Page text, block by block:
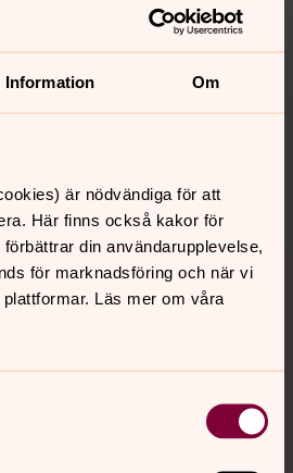
Information Om
är nödvändiga för att
Här finns också kakor för
din användarupplevelse,
för marknadsföring och när vi
Läs mer om våra
på sidans